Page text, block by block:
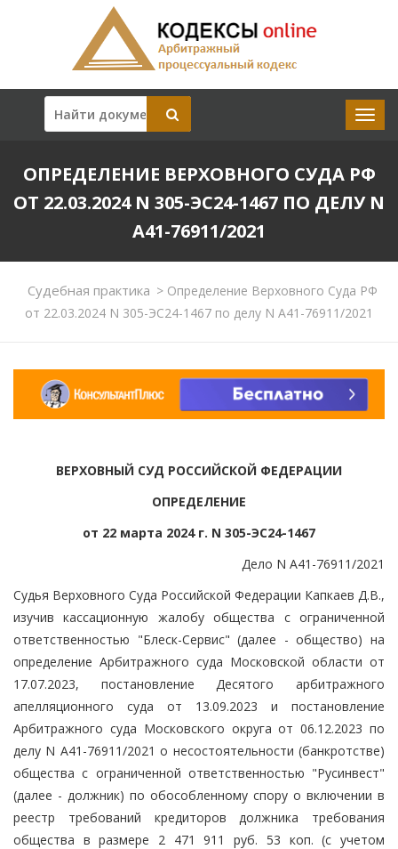
ОПРЕДЕЛЕНИЕ ВЕРХОВНОГО СУДА РФ
ОТ 22.03.2024 N 305-ЭС24-1467 ПО ДЕЛУ N
А41-76911/2021
Судебная практика >Определение Верховного Суда РФ
от 22.03.2024 N 305-ЭС24-1467 по делу N А41-76911/2021
ВЕРХОВНЫЙ СУД РОССИЙСКОЙ ФЕДЕРАЦИИ
ОПРЕДЕЛЕНИЕ
от 22 марта 2024 г. N 305-ЭС24-1467
Дело N А41-76911/2021
Судья Верховного Суда Российской Федерации Капкаев Д.В.,
изучив кассационную жалобу общества с ограниченной
ответственностью "Блеск-Сервис" (далее - общество) на
определение Арбитражного суда Московской области от
17.07.2023, постановление Десятого арбитражного
апелляционного суда от 13.09.2023 и постановление
Арбитражного суда Московского округа от 06.12.2023 по
делу N А41-76911/2021 о несостоятельности (банкротстве)
общества с ограниченной ответственностью "Русинвест"
(далее - должник) по обособленному спору о включении в
реестр требований кредиторов должника требования
общества в размере 2 471 911 руб. 53 коп. (с учетом